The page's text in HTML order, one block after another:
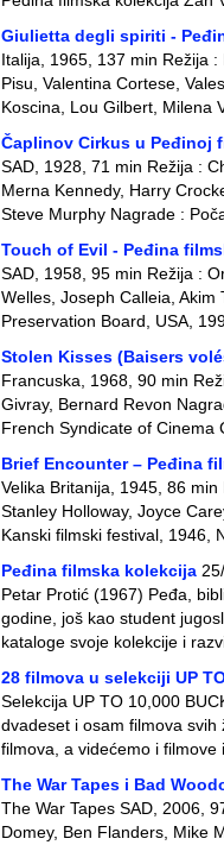
Giulietta degli spiriti -
Italija, 1965, 137 min Režija
Pisu, Valentina Cortese,
Koscina, Lou Gilbert, Milena
Čaplinov Cirkus u Peđinoj
SAD, 1928, 71 min Režija :
Merna Kennedy, Harry
Steve Murphy Nagrade :
Touch of Evil - Peđina
SAD, 1958, 95 min Režija :
Welles, Joseph Calleia,
Preservation Board, USA,
Stolen Kisses (Baisers
Francuska, 1968, 90 min
Givray, Bernard Revon
French Syndicate of Cinema
Brief Encounter – Peđina
Velika Britanija, 1945, 86
Stanley Holloway, Joyce
Kanski filmski festival, 1946,
Peđina filmska kolekcija
Petar Protić (1967) Peđa,
godine, još kao student
kataloge svoje kolekcije i
28 filmova u selekciji UP
Selekcija UP TO 10,000
dvadeset i osam filmova
filmova, a videćemo i filmove
The War Tapes i Bad
The War Tapes SAD, 2006,
Domey, Ben Flanders, Mike